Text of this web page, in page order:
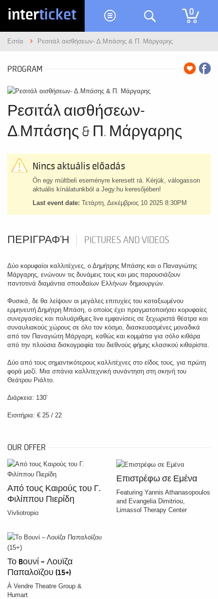
interticket 0
Εστία Ρεσιτάλ αισθήσεων- Δ.Μπάσης & Π. Μάργαρης
PROGRAM
Ρεσιτάλ αισθήσεων-
Δ.Μπάσης & Π. Μάργαρης
Nincs aktuális előadás
Ön egy múltbeli eseményre keresett rá. Kérjük, válogasson
aktuális kínálatunkból a Jegy.hu keresőjében!
Last event date: Τετάρτη, Δεκέμβριος 10 2025 8:30PM
ΠΕΡΙΓΡΑΦΉ PICTURES AND VIDEOS
Δύο κορυφαίοι καλλιτέχνες, ο Δημήτρης Μπάσης και ο Παναγιώτης
Μάργαρης, ενώνουν τις δυνάμεις τους και μας παρουσιάζουν
παντοτινά διαμάντια σπουδαίων Ελλήνων δημιουργών.
Φυσικά, δε θα λείψουν οι μεγάλες επιτυχίες του καταξιωμένου
ερμηνευτή Δημήτρη Μπάση, ο οποίος έχει πραγματοποιήσει κορυφαίες
συνεργασίες και πολυάριθμες live εμφανίσεις σε ξεχωριστά θέατρα και
συναυλιακούς χώρους σε όλο τον κόσμο, διασκευασμένες μοναδικά
από τον Παναγιώτη Μάργαρη, καθώς και κομμάτια για σόλο κιθάρα
από την πλούσια δισκογραφία του διεθνούς φήμης κλασικού κιθαρίστα.
Δύο από τους σημαντικότερους καλλιτέχνες στο είδος τους, για πρώτη
φορά μαζί. Μια σπάνια καλλιτεχνική συνάντηση στη σκηνή του
Θεάτρου Ριάλτο.
Διάρκεια: 130’
Εισιτήρια: € 25 / 22
OUR OFFER
Από τους Καιρούς του Γ.
Φιλίππου Πιερίδη
Vivliotropio
Επιστρέφω σε Εμένα
Featuring Yannis Athanasopoulos
and Evangelia Dimitriou,
Limassol Therapy Center
Το Bουνί – Λουϊζα
Παπαλοϊζου (15+)
À Vendre Theatre Group &
Humart